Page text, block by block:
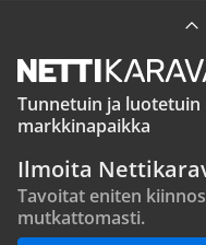
Tunnetuin ja
markkinapaikka
Ilmoita
Tavoitat eniten
mutkattomasti.